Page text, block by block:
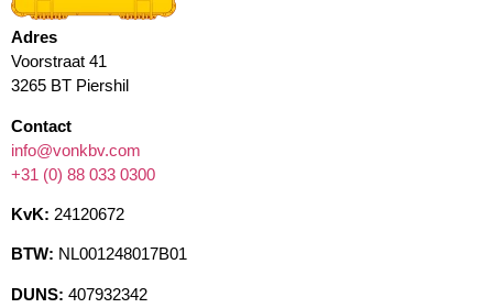
Adres
Voorstraat 41
3265 BT Piershil
Contact
info@vonkbv.com
+31 (0) 88 033 0300
KvK: 24120672
BTW: NL001248017B01
DUNS: 407932342